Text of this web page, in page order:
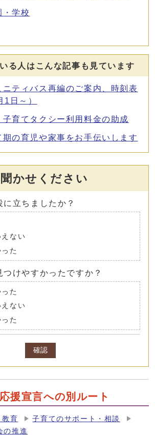
・学校
る人はこんな記事も見ています
ティバス再編のご案内、時刻表
1日～）
子育てタクシー利用料金の助成
の育児や家事をお手伝いします
かせください
に立ちましたか？
えない
た
つけやすかったですか？
た
えない
た
確認
援宣言への別ルート
育
子育てのサポート・相談
の推進